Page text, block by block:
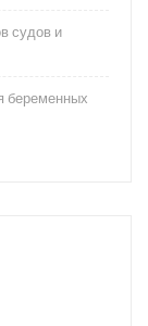
судов и
беременных